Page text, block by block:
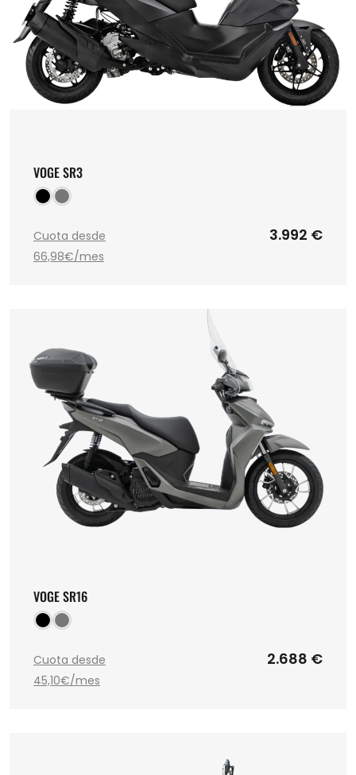
VOGE SR3
Cuota desde
66,98€/mes
3.992 €
VOGE SR16
Cuota desde
45,10€/mes
2.688 €